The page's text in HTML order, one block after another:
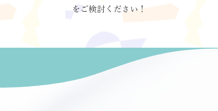
をご検討ください！